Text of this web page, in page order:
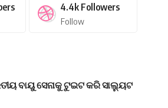
4.4k Followers
Follow
ବାୟୁ ସେନାକୁ ଟୁଇଟ କରି ସାଲ୍ୟୁଟ